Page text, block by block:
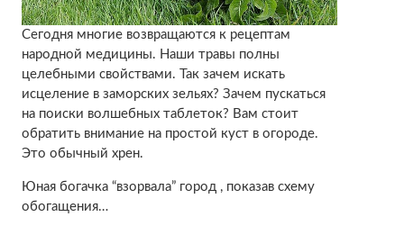
Сегодня многие возвращаются к рецептам
народной медицины. Наши травы полны
целебными свойствами. Так зачем искать
исцеление в заморских зельях? Зачем пускаться
на поиски волшебных таблеток? Вам стоит
обратить внимание на простой куст в огороде.
Это обычный хрен.
Юная богачка “взорвала” город , показав схему
обогащения…